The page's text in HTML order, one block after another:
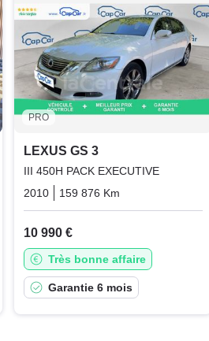
Essence
PRO
LEXUS GS 3
III 450H PACK EXECUTIVE
2010
159 876 Km
10 990 €
Très bonne affaire
Garantie 6 mois